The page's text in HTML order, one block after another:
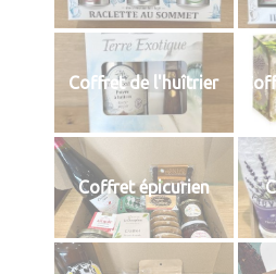
Coffret de l'huîtrier
Coffret épicurien